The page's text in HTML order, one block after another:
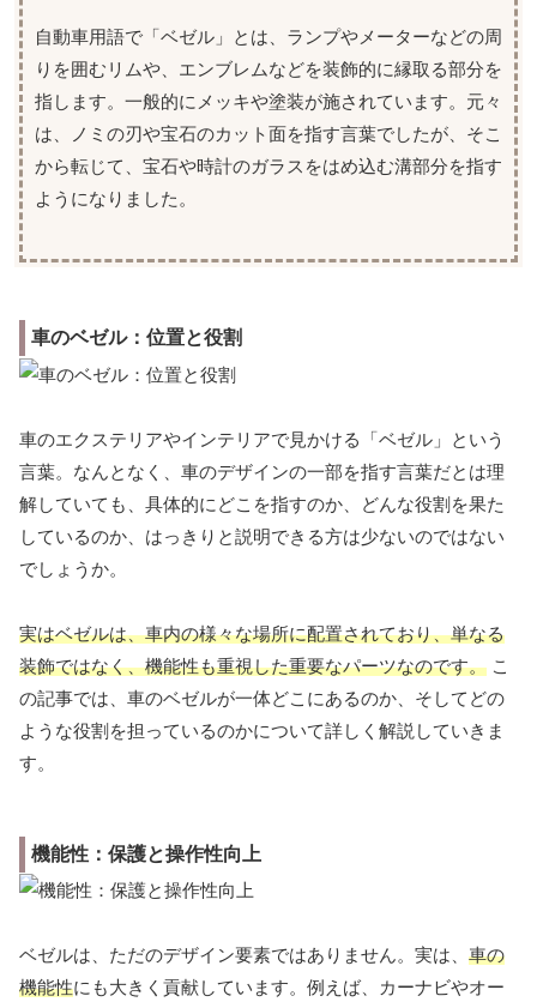
自動車用語で「ベゼル」とは、ランプやメーターなどの周
りを囲むリムや、エンブレムなどを装飾的に縁取る部分を
指します。一般的にメッキや塗装が施されています。元々
は、ノミの刃や宝石のカット面を指す言葉でしたが、そこ
から転じて、宝石や時計のガラスをはめ込む溝部分を指す
ようになりました。
車のベゼル：位置と役割
車のエクステリアやインテリアで見かける「ベゼル」という
言葉。なんとなく、車のデザインの一部を指す言葉だとは理
解していても、具体的にどこを指すのか、どんな役割を果た
しているのか、はっきりと説明できる方は少ないのではない
でしょうか。
実はベゼルは、車内の様々な場所に配置されており、単なる
装飾ではなく、機能性も重視した重要なパーツなのです。 こ
の記事では、車のベゼルが一体どこにあるのか、そしてどの
ような役割を担っているのかについて詳しく解説していきま
す。
機能性：保護と操作性向上
ベゼルは、ただのデザイン要素ではありません。実は、 車の
機能性にも大きく貢献しています。例えば、カーナビやオー